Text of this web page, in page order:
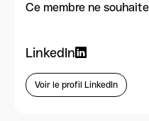
Ce membre ne
LinkedIn
Voir le profil LinkedIn